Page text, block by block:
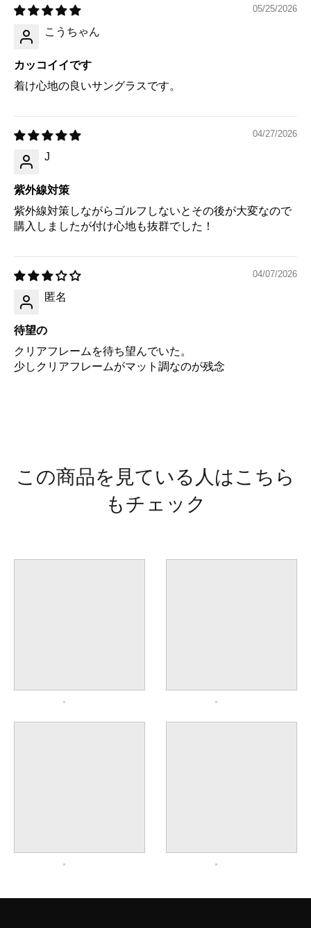
05/25/2026
こうちゃん
カッコイイです
着け心地の良いサングラスです。
04/27/2026
J
紫外線対策
紫外線対策しながらゴルフしないとその後が大変なので
購入しましたが付け心地も抜群でした！
04/07/2026
匿名
待望の
クリアフレームを待ち望んでいた。
少しクリアフレームがマット調なのが残念
この商品を見ている人はこちら
もチェック